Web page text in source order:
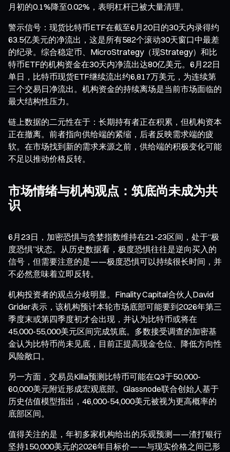
月初的0.1%降至0.02%，表明杠杆已被大量清理。
警示信号：现货比特币ETF在截至6月20日的30天内录得约
63.5亿美元的净流出，这是所有582个滚动30天窗口中最差
的纪录。综合稳定币、MicroStrategy（现Strategy）和比
特币ETF的机构资金在30天内净流出达80亿美元。6月22日
单日，比特币现货ETF继续流出约6,817万美元，为连续第
三个交易日净流出。机构资金的持续离场是当前市场面临的
最大结构性压力。
链上数据的二元性在于：长期持有者正在积累，但机构资本
正在撤离。前者指向供给端的紧缩，后者反映需求端的疲
软。在市场找到新的需求来源之前，供给端的积极变化可能
不足以推动价格反转。
市场情绪与机构观点：筑底尚未成为共
识
6月23日，加密恐惧与贪婪指数维持在21-23区间，处于“极
度恐惧”状态。从历史数据看，极度恐惧往往是逆向买入的
信号，但需要注意的是——极度恐惧可以持续很长时间，并
不必然意味着立即反转。
机构投资者的观点分歧明显。Finality Capital合伙人David
Grider表示，该机构预计本轮市场底部可能要到2026年第三
季度末或第四季度初才会出现，并认为比特币或将在
45,000-55,000美元区间完成筑底。多数接受调查的加密基
金认为比特币尚未见底，目前正提高现金仓位、降低方向性
风险敞口。
另一方面，交易员Killa预测比特币可能在Q3于50,000-
60,000美元附近形成宏观底部。Glassnode联合创始人基于
历史估值模型指出，46,000-54,000美元被视为更高概率的
底部区间。
值得关注的是，年初多家机构给出的乐观预测——渣打银行
坚持150,000美元的2026年目标价——与现实价格之间已形